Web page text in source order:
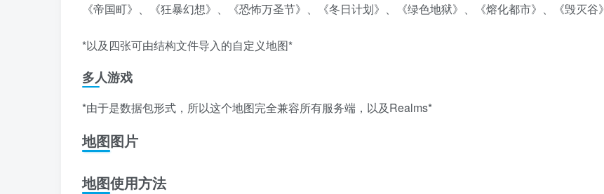
《帝国町》、《狂暴幻想》、《恐怖万圣节》、《冬日计划》、《绿色地狱》、《熔化都市》、《毁灭谷》
*以及四张可由结构文件导入的自定义地图*
多人游戏
*由于是数据包形式，所以这个地图完全兼容所有服务端，以及Realms*
地图图片
地图使用方法